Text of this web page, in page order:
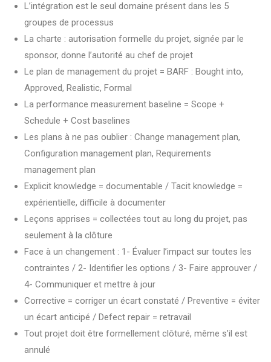
L’intégration est le seul domaine présent dans les 5
groupes de processus
La charte : autorisation formelle du projet, signée par le
sponsor, donne l’autorité au chef de projet
Le plan de management du projet = BARF : Bought into,
Approved, Realistic, Formal
La performance measurement baseline = Scope +
Schedule + Cost baselines
Les plans à ne pas oublier : Change management plan,
Configuration management plan, Requirements
management plan
Explicit knowledge = documentable / Tacit knowledge =
expérientielle, difficile à documenter
Leçons apprises = collectées tout au long du projet, pas
seulement à la clôture
Face à un changement : 1- Évaluer l’impact sur toutes les
contraintes / 2- Identifier les options / 3- Faire approuver /
4- Communiquer et mettre à jour
Corrective = corriger un écart constaté / Preventive = éviter
un écart anticipé / Defect repair = retravail
Tout projet doit être formellement clôturé, même s’il est
annulé